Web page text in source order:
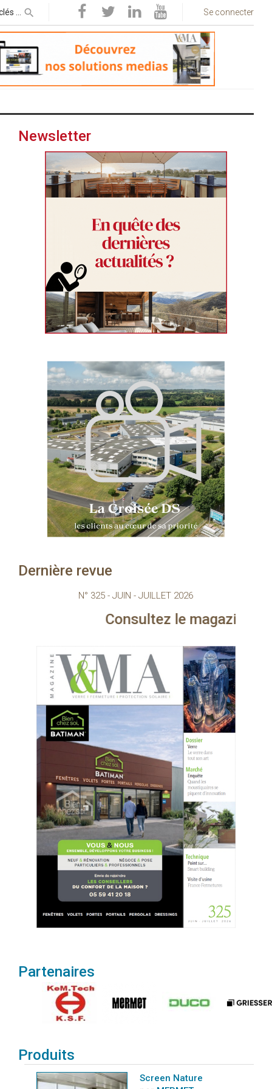
Se connecter
Newsletter
Dernière revue
N° 325 - JUIN - JUILLET 2026
Consultez le magazine
Partenaires
Produits
Screen Nature